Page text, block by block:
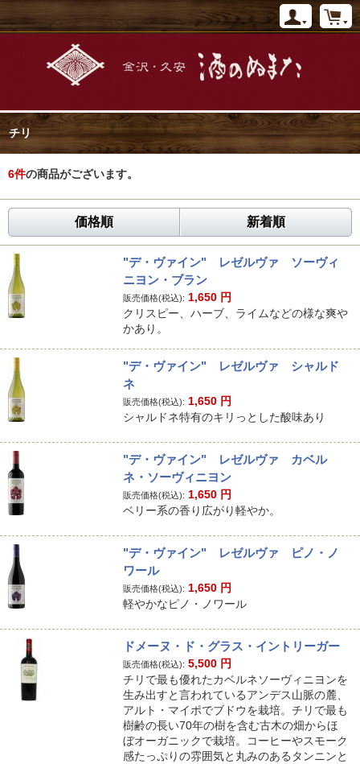
チリ
6件の商品がございます。
価格順 新着順
"デ・ヴァイン" レゼルヴァ ソーヴィ
ニヨン・ブラン
販売価格(税込): 1,650 円
クリスピー、ハーブ、ライムなどの様な爽や
かあり。
"デ・ヴァイン" レゼルヴァ シャルド
ネ
販売価格(税込): 1,650 円
シャルドネ特有のキリっとした酸味あり
"デ・ヴァイン" レゼルヴァ カベル
ネ・ソーヴィニヨン
販売価格(税込): 1,650 円
ベリー系の香り広がり軽やか。
"デ・ヴァイン" レゼルヴァ ピノ・ノ
ワール
販売価格(税込): 1,650 円
軽やかなピノ・ノワール
ドメーヌ・ド・グラス・イントリーガー
販売価格(税込): 5,500 円
チリで最も優れたカベルネソーヴィニヨンを
生み出すと言われているアンデス山脈の麓、
アルト・マイポでブドウを栽培。チリで最も
樹齢の長い70年の樹を含む古木の畑からほ
ぼオーガニックで栽培。コーヒーやスモーク
感たっぷりの雰囲気と丸みのあるタンニンと